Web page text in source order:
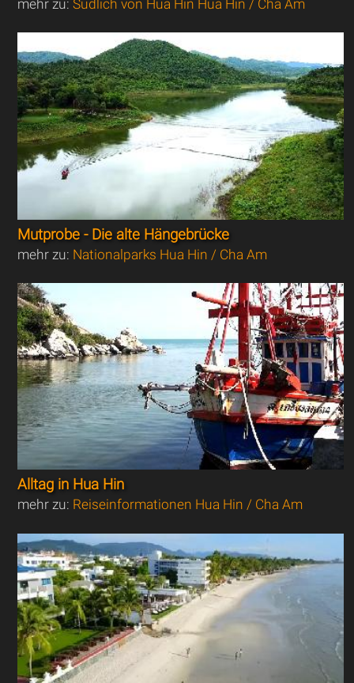
mehr zu:Südlich von Hua Hin Hua Hin / Cha Am
Mutprobe - Die alte Hängebrücke
mehr zu: Nationalparks Hua Hin / Cha Am
Alltag in Hua Hin
mehr zu: Reiseinformationen Hua Hin / Cha Am